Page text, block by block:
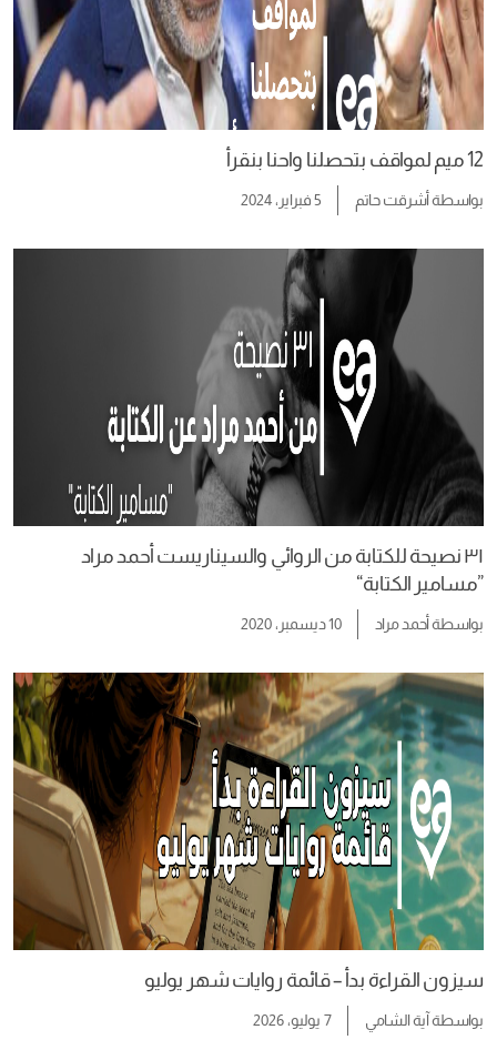
12 ميم لمواقف بتحصلنا واحنا بنقرأ
بواسطةأشرقت حاتم 5 فبراير، 2024
٣١ نصيحة للكتابة من الروائي والسيناريست أحمد مراد
”مسامير الكتابة“
بواسطةأحمد مراد 10 ديسمبر، 2020
سيزون القراءة بدأ – قائمة روايات شهر يوليو
بواسطةآية الشامي 7 يوليو، 2026